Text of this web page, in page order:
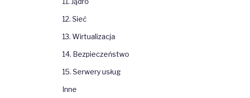
12. Sieć
13. Wirtualizacja
14. Bezpieczeństwo
15. Serwery usług
Inne